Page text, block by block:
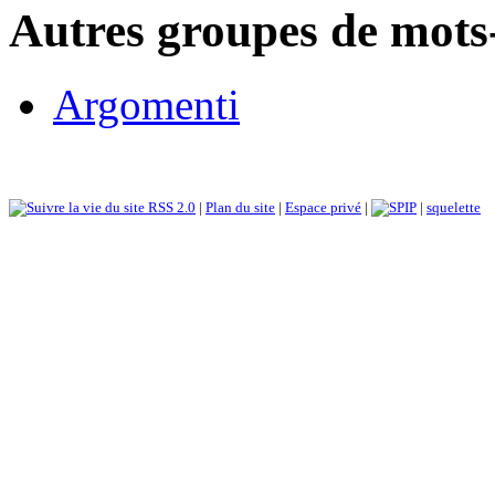
Autres groupes de
Argomenti
RSS 2.0 | Plan du site | Espace privé | | squelette